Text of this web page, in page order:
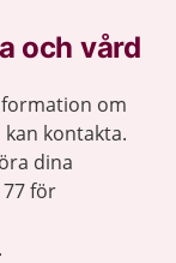
och vård
om
kontakta.
dina
för